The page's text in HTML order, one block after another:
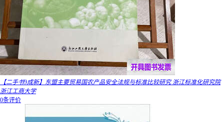
【二手书9成新】东盟主要贸易国农产品安全法规与标准比较研究 浙江标准化研究院
浙江工商大学
0条评价